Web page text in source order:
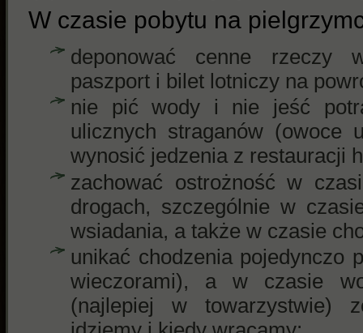
W czasie pobytu na
deponować cenne rzeczy
paszport i bilet lotniczy na
nie pić wody i nie jeść
ulicznych straganów (owoce
wynosić jedzenia z restauracji
zachować ostrożność w
drogach, szczególnie w
wsiadania, a także w czasie
unikać chodzenia pojedynczo
wieczorami), a w czasie
(najlepiej w towarzystwie)